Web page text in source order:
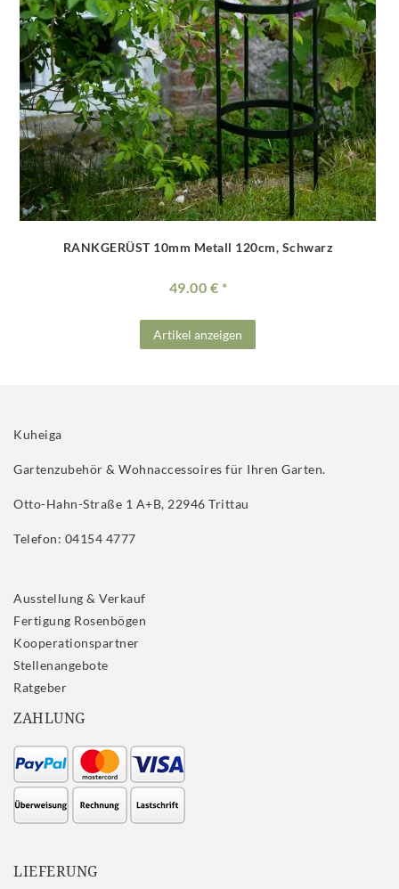
RANKGERÜST 10mm Metall 120cm, Schwarz
49.00 €
Artikel anzeigen
Kuheiga
Gartenzubehör & Wohnaccessoires für Ihren Garten.
Otto-Hahn-Straße 1 A+B, 22946 Trittau
Telefon: 04154 4777
Ausstellung & Verkauf
Fertigung Rosenbögen
Kooperationspartner
Stellenangebote
Ratgeber
ZAHLUNG
LIEFERUNG